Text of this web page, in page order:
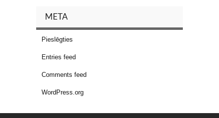
META
Pieslēgties
Entries feed
Comments feed
WordPress.org